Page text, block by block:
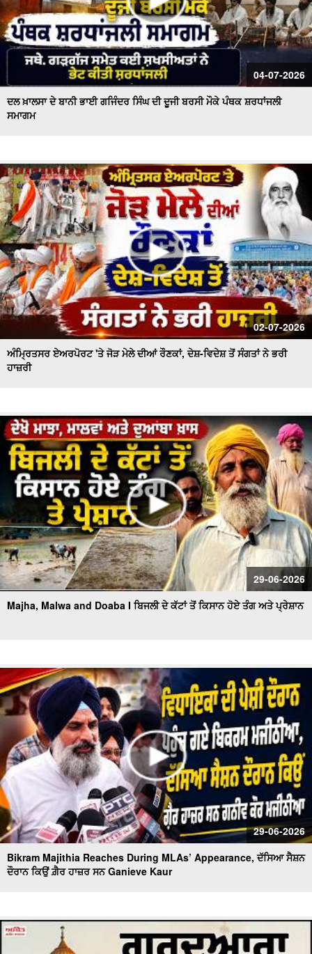
04-07-2026
ਦਲ ਖ਼ਾਲਸਾ ਦੇ ਬਾਨੀ ਭਾਈ ਗਜਿੰਦਰ ਸਿੰਘ ਦੀ ਦੂਜੀ ਬਰਸੀ ਮੌਕੇ ਪੰਥਕ ਸ਼ਰਧਾਂਜਲੀ
ਸਮਾਗਮ
02-07-2026
ਅੰਮ੍ਰਿਤਸਰ ਏਅਰਪੋਰਟ 'ਤੇ ਜੋੜ ਮੇਲੇ ਦੀਆਂ ਰੌਣਕਾਂ, ਦੇਸ਼-ਵਿਦੇਸ਼ ਤੋਂ ਸੰਗਤਾਂ ਨੇ ਭਰੀ
ਹਾਜ਼ਰੀ
29-06-2026
Majha, Malwa and Doaba I ਬਿਜਲੀ ਦੇ ਕੱਟਾਂ ਤੋਂ ਕਿਸਾਨ ਹੋਏ ਤੰਗ ਅਤੇ ਪ੍ਰੇਸ਼ਾਨ
29-06-2026
Bikram Majithia Reaches During MLAs’ Appearance, ਦੱਸਿਆ ਸੈਸ਼ਨ
ਦੌਰਾਨ ਕਿਉਂ ਗ਼ੈਰ ਹਾਜ਼ਰ ਸਨ Ganieve Kaur